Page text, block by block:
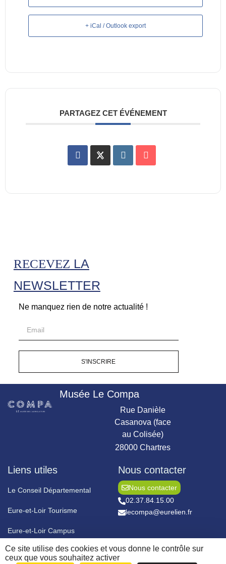
Ce site utilise des cookies et vous donne le contrôle sur
ceux que vous souhaitez activer
+ iCal / Outlook export
PARTAGEZ CET ÉVÉNEMENT
RECEVEZ LA
NEWSLETTER
Ne manquez rien de notre actualité !
S'INSCRIRE
Musée Le Compa
Rue Danièle
Casanova (face
au Colisée)
28000 Chartres
Liens utiles Nous contacter
Le Conseil Départemental
Eure-et-Loir Tourisme
Eure-et-Loir Campus
Nous contacter
02.37.84.15.00
lecompa@eurelien.fr